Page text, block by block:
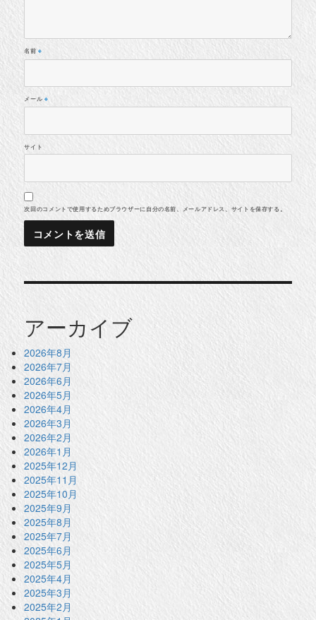
名前※
メール ※
サイト
次回のコメントで使用するためブラウザーに自分の名前、メールアドレス、サイトを保存する。
アーカイブ
2026年8月
2026年7月
2026年6月
2026年5月
2026年4月
2026年3月
2026年2月
2026年1月
2025年12月
2025年11月
2025年10月
2025年9月
2025年8月
2025年7月
2025年6月
2025年5月
2025年4月
2025年3月
2025年2月